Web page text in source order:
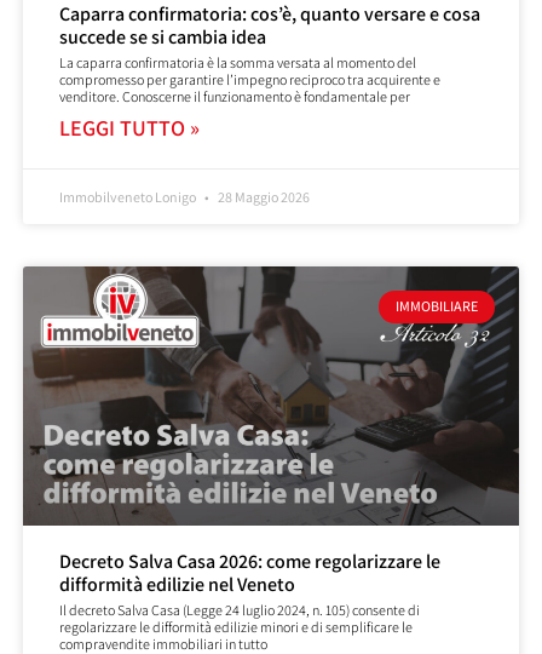
Caparra confirmatoria: cos’è, quanto versare e cosa
succede se si cambia idea
La caparra confirmatoria è la somma versata al momento del
compromesso per garantire l’impegno reciproco tra acquirente e
venditore. Conoscerne il funzionamento è fondamentale per
LEGGI TUTTO »
Immobilveneto Lonigo 28 Maggio 2026
IMMOBILIARE
Decreto Salva Casa 2026: come regolarizzare le
difformità edilizie nel Veneto
Il decreto Salva Casa (Legge 24 luglio 2024, n. 105) consente di
regolarizzare le difformità edilizie minori e di semplificare le
compravendite immobiliari in tutto